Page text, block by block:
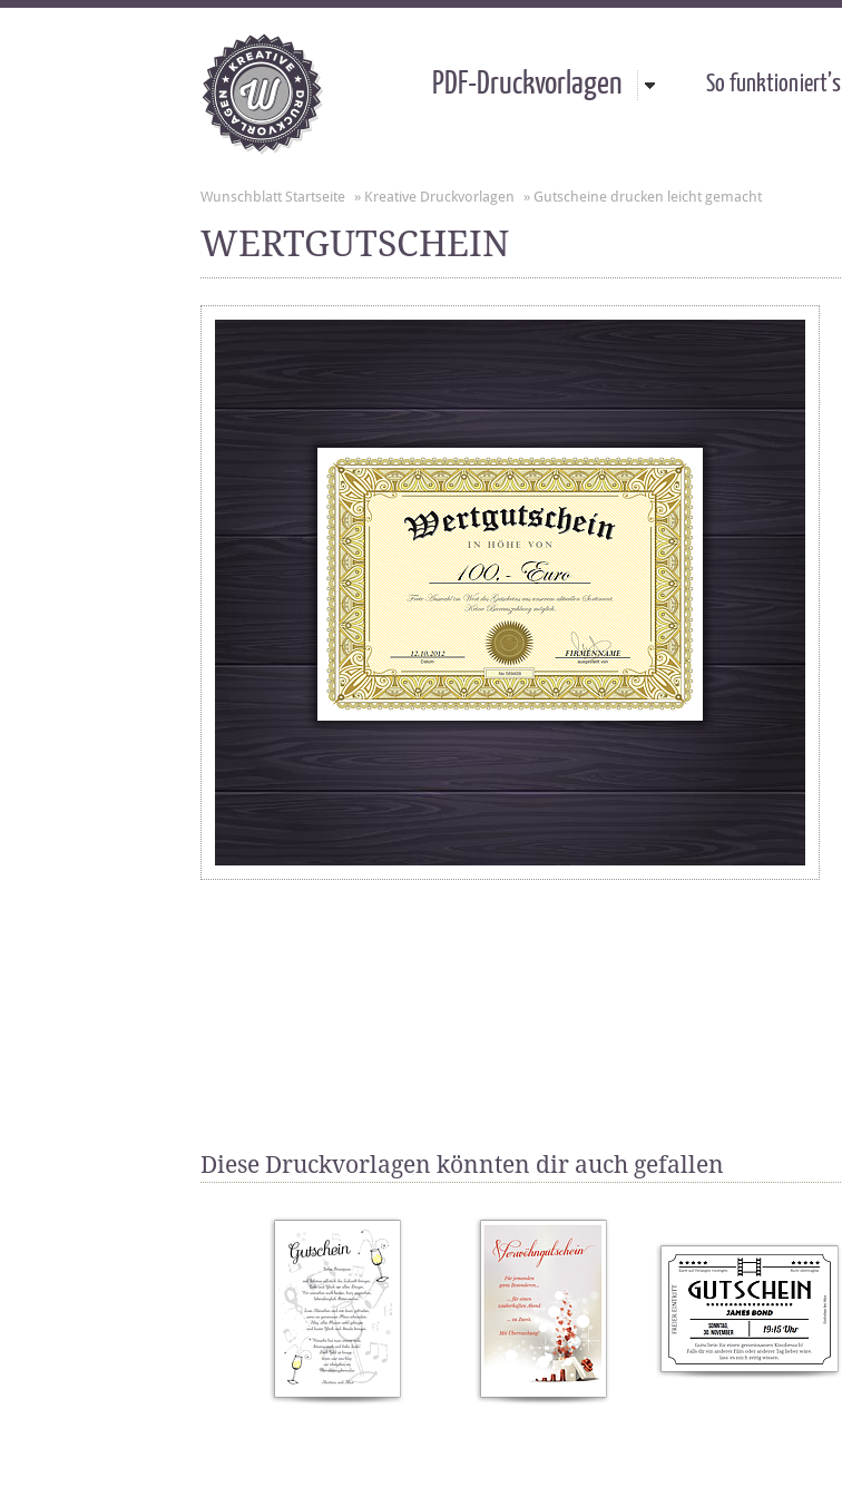
PDF-Druckvorlagen So funktioniert’s
Wunschblatt Startseite » Kreative Druckvorlagen » Gutscheine drucken leicht gemacht
WERTGUTSCHEIN
Diese Druckvorlagen könnten dir auch gefallen